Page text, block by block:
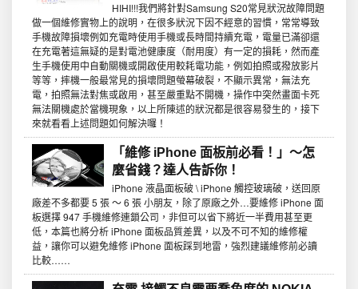
HIHI!!!我們將針對Samsung S20常見狀況故障問題
做一個維修實物上的說明，在很多狀況下因不經意的習慣，常常導致
手機故障損壞例如充電時使用手機或長時間持續充電，電量已滿卻還
在充電著這無疑的是對電池健康度（耐用度）有一定的損耗，然而產
生手機使用中自動關機或開啟使用較耗電功能，例如拍照或撥放影片
等等，摔機一般最常見的損壞問題螢幕破裂，不顯示異常，無法充
電，拍照無法對焦或啟用，甚至嚴重點不開機，操作中突然畫面卡死
無法關機處於當機現象，以上所陳述的狀況都是很容易發生的，接下
來就看看上述問題如何解決囉！
「維修 iPhone 面板前必看！」～怎
麼省錢？達人告訴你！
iPhone 液晶面板破 \ iPhone 觸控玻璃破，送回原
廠差不多都要 5 張 ～ 6 張 小朋友，除了原廠之外…要維修 iPhone 面
板選擇 947 手機維修連鎖公司，非但可以省下將近一半費用甚至更
低，本篇也將分析 iPhone 面板品質差異，以及不可不知的維修權
益，讓你可以避免維修 iPhone 面板踩到地雷，強烈建議維修前必讀
比較……